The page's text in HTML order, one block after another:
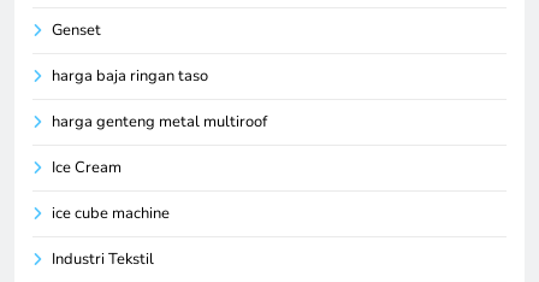
Genset
harga baja ringan taso
harga genteng metal multiroof
Ice Cream
ice cube machine
Industri Tekstil